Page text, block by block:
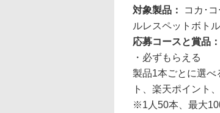
対象製品：
コカ･
ルレスペットボト
応募コースと賞品：
・必ずもらえる
製品1本ごとに選べ
ト、楽天ポイント
※1人50本、最大